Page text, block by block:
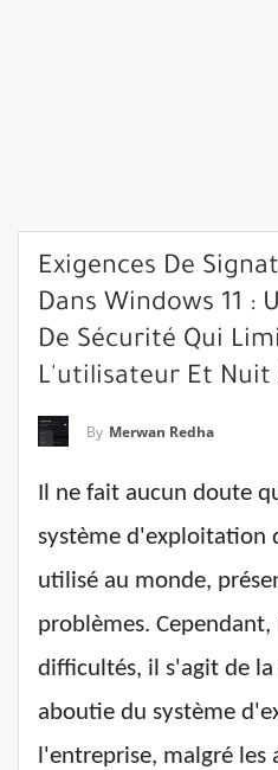
Exigences De
Dans Windows 11 :
De Sécurité Qui
L'utilisateur Et Nuit
By Merwan Redha
Il ne fait aucun doute
système d'exploitation
utilisé au monde,
problèmes. Cependant,
difficultés, il s'agit de la
aboutie du système
l'entreprise, malgré les